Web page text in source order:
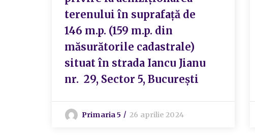
terenului în suprafață de
146 m.p. (159 m.p. din
măsurătorile cadastrale)
situat în strada Iancu Jianu
nr. 29, Sector 5, București
Primaria 5 26 aprilie 2024